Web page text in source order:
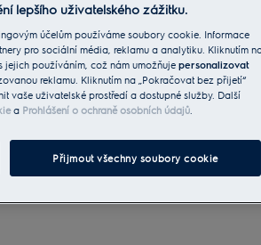
lepšího uživatelského zážitku.
účelům používáme soubory cookie. Informace
pro sociální média, reklamu a analytiku. Kliknutím
jejich používáním, což nám umožňuje personalizovat
reklamu. Kliknutím na „Pokračovat bez přijetí“
vaše uživatelské prostředí a dostupné služby. Další
a Prohlášení o ochraně osobních údajů.
Přijmout všechny soubory cookie